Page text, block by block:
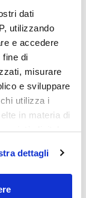
dati
utilizzando
e accedere
fine di
misurare
e sviluppare
utilizza i
in materia di
digitale
in qualsiasi
facendo clic
dettagli
Luca, ancora